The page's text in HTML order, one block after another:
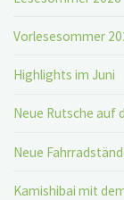
Vorlesesommer
Highlights im Juni
Neue Rutsche auf
Neue
Kamishibai mit